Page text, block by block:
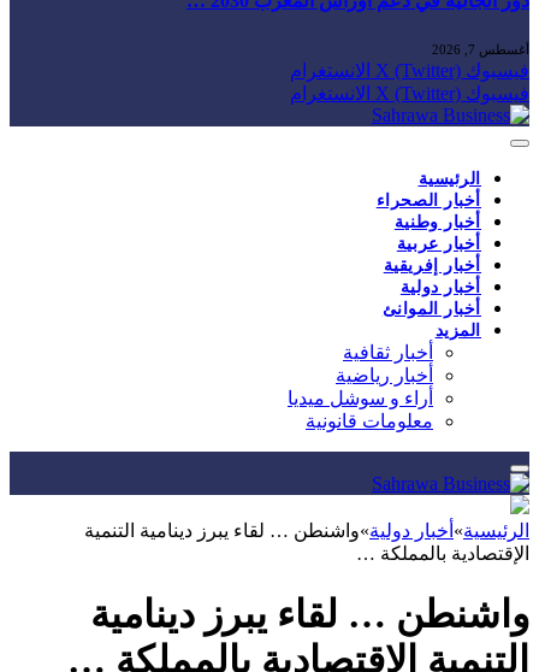
أغسطس 7, 2026
فيسبوك X (Twitter) الانستغرام
فيسبوك X (Twitter) الانستغرام
الرئيسية
أخبار الصحراء
أخبار وطنية
أخبار عربية
أخبار إفريقية
أخبار دولية
أخبار الموانئ
المزيد
أخبار ثقافية
أخبار رياضية
أراء و سوشل ميديا
معلومات قانونية
الرئيسية» أخبار دولية»واشنطن … لقاء يبرز دينامية التنمية
الإقتصادية بالمملكة …
واشنطن … لقاء يبرز دينامية
التنمية الإقتصادية بالمملكة …